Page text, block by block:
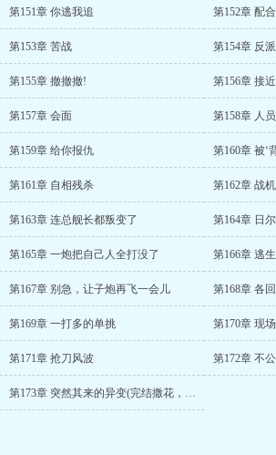
第151章 你逃我追 第152章 配
第153章 苦战 第154章 反
第155章 撤撤撤! 第156章 接
第157章 会面 第158章 人
第159章 给你报仇 第160章 被‘
第161章 自相残杀 第162章 战
第163章 连总舰长都叛变了 第164章 日
第165章 一炮把自己人全打没了 第166章 逃
第167章 别急，让子炮再飞一会儿 第168章 各
第169章 一打多的单挑 第170章 现
第171章 抢刀风波 第172章 不
第173章 突然其来的异变(完结撒花，滑稽脸!)